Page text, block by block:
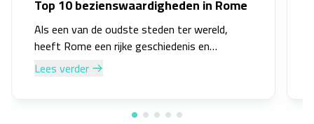
Top 10 bezienswaardigheden in Rome
Als een van de oudste steden ter wereld,
heeft Rome een rijke geschiedenis en
cultureel erfgoed. Van oude ruïnes tot
prachtige kunstwerken en architectuur, deze
stad heeft voor elk wat wils. Of je nu een
liefhebber bent van geschiedenis, kunst, eten
Lees verder